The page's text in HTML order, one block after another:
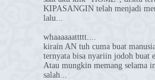
KIPASANGIN telah menjadi
lalu...
whaaaaaattttt....
kirain AN tuh cuma buat
ternyata bisa nyariin jodoh buat
Atau mungkin memang selama
salah...